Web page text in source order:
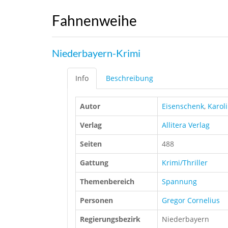
Fahnenweihe
Niederbayern-Krimi
Info Beschreibung
Autor Eisenschenk,
Verlag
Allitera Verlag
Seiten
488
Gattung
Krimi/Thriller
Themenbereich
Spannung
Personen
Gregor Cornelius
Regierungsbezirk
Niederbayern